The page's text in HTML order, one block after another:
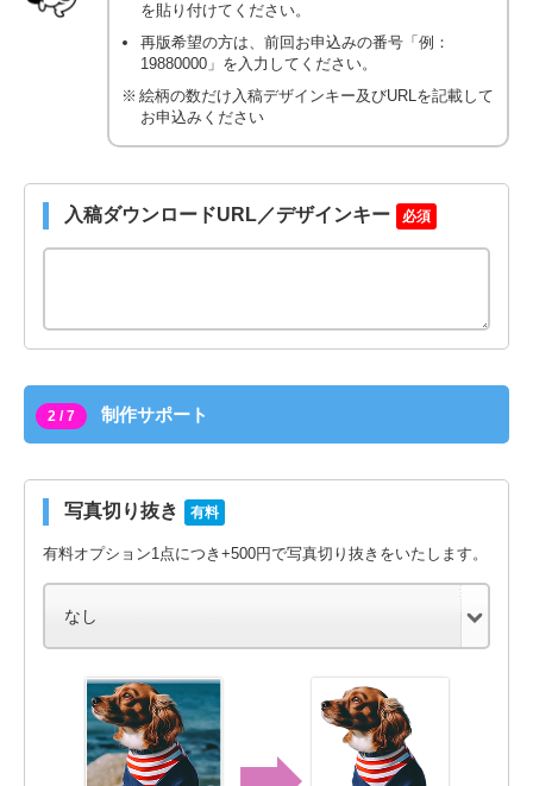
を貼り付けてください。
再版希望の方は、前回お申込みの番号「例：
19880000」を入力してください。
絵柄の数だけ入稿デザインキー及びURLを記載して
お申込みください
入稿ダウンロードURL／デザインキー 必須
2 / 7 制作サポート
写真切り抜き 有料
有料オプション1点につき+500円で写真切り抜きをいたします。